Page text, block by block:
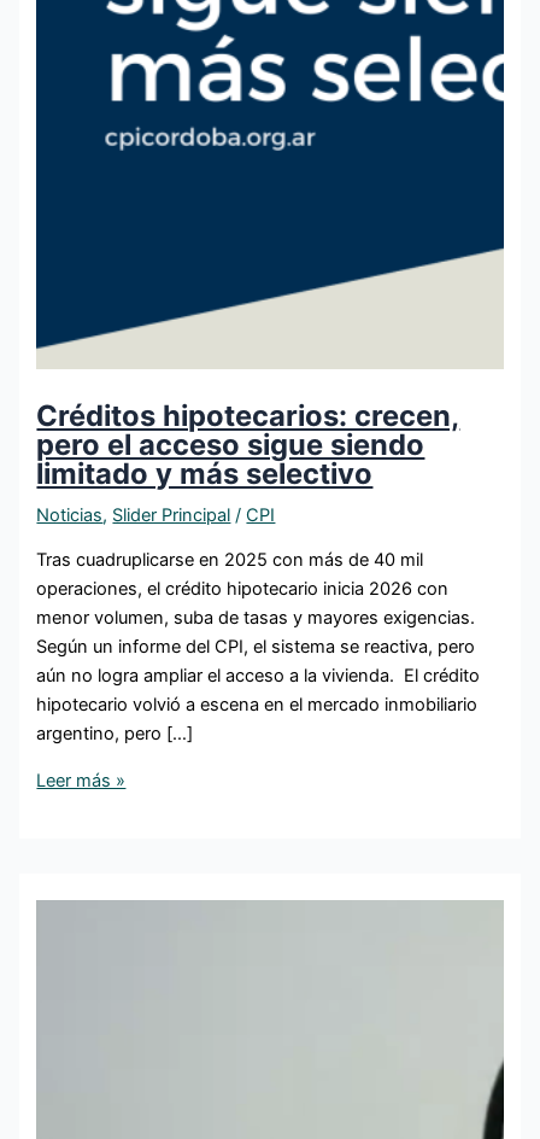
Créditos hipotecarios: crecen,
pero el acceso sigue siendo
limitado y más selectivo
Noticias, Slider Principal /CPI
Tras cuadruplicarse en 2025 con más de 40 mil
operaciones, el crédito hipotecario inicia 2026 con
menor volumen, suba de tasas y mayores exigencias.
Según un informe del CPI, el sistema se reactiva, pero
aún no logra ampliar el acceso a la vivienda. El crédito
hipotecario volvió a escena en el mercado inmobiliario
argentino, pero […]
Leer más »